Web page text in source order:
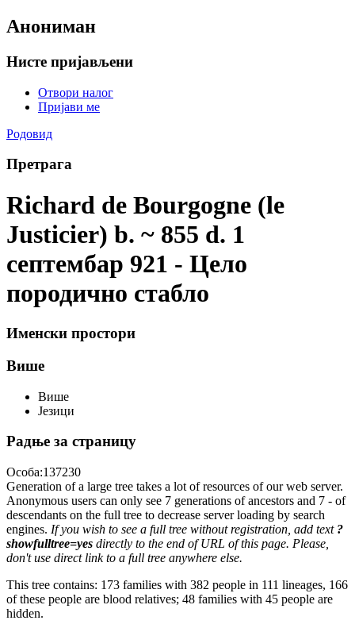
Анониман
Нисте пријављени
Отвори налог
Пријави ме
Родовид
Претрага
Richard de Bourgogne (le
Justicier) b. ~ 855 d. 1
септембар 921 - Цело
породично стабло
Именски простори
Више
Више
Језици
Радње за страницу
Особа:137230
Generation of a large tree takes a lot of resources of our web server.
Anonymous users can only see 7 generations of ancestors and 7 - of
descendants on the full tree to decrease server loading by search
engines. If you wish to see a full tree without registration, add text ?
showfulltree=yes directly to the end of URL of this page. Please,
don't use direct link to a full tree anywhere else.
This tree contains: 173 families with 382 people in 111 lineages, 166
of these people are blood relatives; 48 families with 45 people are
hidden.